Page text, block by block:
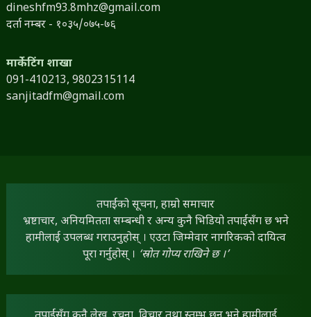
dineshfm93.8mhz@gmail.com
दर्ता नम्बर - १०३५/०७५-७६
मार्केटिंग शाखा
091-410213, 9802315114
sanjitadfm@gmail.com
तपाईंको सूचना, हाम्रो समाचार
भ्रष्टाचार, अनियमितता सम्बन्धी र अन्य कुनै भिडियो तपाईंसँग छ भने
हामीलाई उपलब्ध गराउनुहोस् । एउटा जिम्मेवार नागरिकको दायित्व
पूरा गर्नुहोस् । ‘स्रोत गोप्य राखिने छ ।’